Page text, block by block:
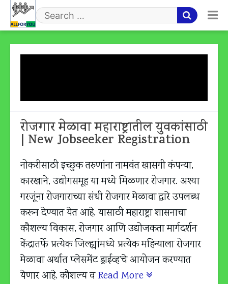
Skip
content
Search
रोजगार मेळावा महाराष्ट्रातील युवकांसाठी
| New Jobseeker Registration
नोकरीसाठी इच्छुक तरुणांना नामवंत खासगी कंपन्या,
कारखाने, उद्योगसमूह या मध्ये मिळणार रोजगार. अश्या
गरजूंना रोजगाराच्या संधी रोजगार मेळावा द्वारे उपलब्ध
करून देण्यात येत आहे. यासाठी महाराष्ट्रा शासनाचा
कौशल्य विकास, रोजगार आणि उद्योजकता मार्गदर्शन
केंद्रातर्फे प्रत्येक जिल्ह्यांमध्ये प्रत्येक महिन्याला रोजगार
मेळावा अर्थात प्लेसमेंट ड्राईव्ह’चे आयोजन करण्यात
येणार आहे. कौशल्य व Read More